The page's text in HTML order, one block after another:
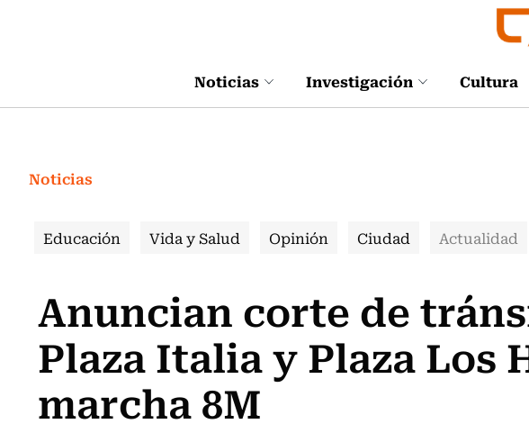
Noticias Investigación Cultura
Noticias
Educación Vida y Salud Opinión Ciudad Actualidad
Anuncian corte de
Plaza Italia y Plaza Los
marcha 8M